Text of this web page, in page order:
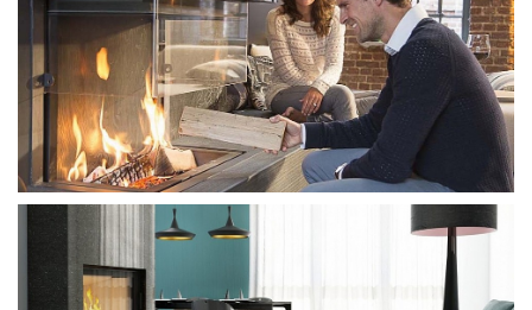
Г образная топка, открытие на себя